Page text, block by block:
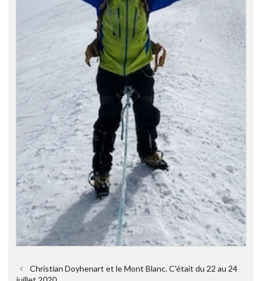
Christian Doyhenart et le Mont Blanc. C'était du 22 au 24